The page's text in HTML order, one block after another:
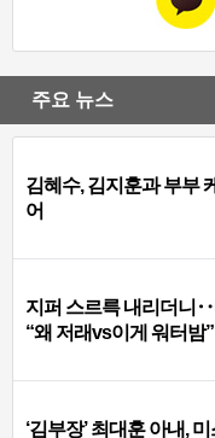
주요 뉴스
김혜수, 김지훈과 부부
어
지퍼 스르륵 내리더니
“왜 저래vs이게 워터밤
‘김부장’ 최대훈 아내,